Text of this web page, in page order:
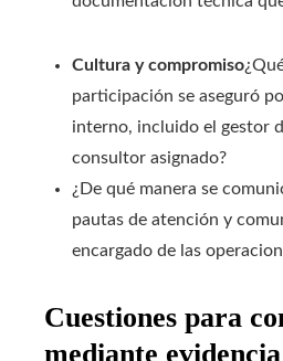
Cultura y compromiso
participación se aseguró
interno, incluido el gestor
consultor asignado?
¿De qué manera se
pautas de atención y
encargado de las
Cuestiones para
mediante evidencia